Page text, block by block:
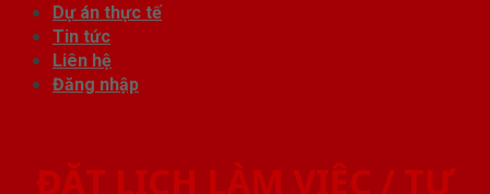
Dự án thực tế
Tin tức
Liên hệ
Đăng nhập
ĐẶT LỊCH LÀM VIỆC / TƯ